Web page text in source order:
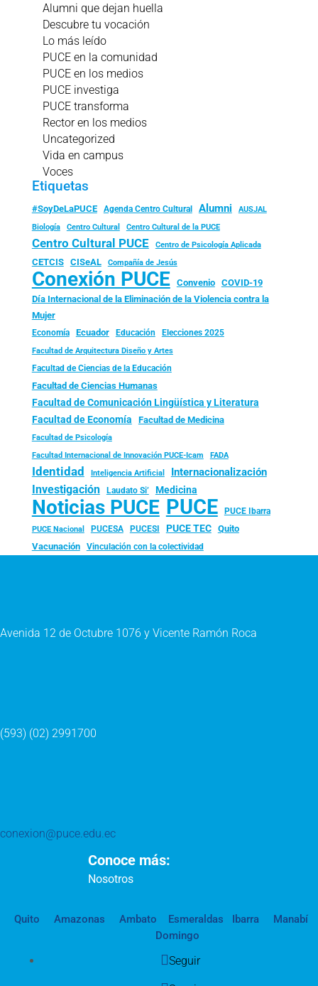
Alumni que dejan huella
Descubre tu vocación
Lo más leído
PUCE en la comunidad
PUCE en los medios
PUCE investiga
PUCE transforma
Rector en los medios
Uncategorized
Vida en campus
Voces
Etiquetas
#SoyDeLaPUCE Agenda Centro Cultural Alumni
AUSJAL
Biología
Centro Cultural Centro Cultural de la PUCE
Centro Cultural PUCE Centro de Psicología Aplicada
CETCIS CISeAL Compañía de Jesús
Conexión PUCE Convenio
COVID-19
Día Internacional de la Eliminación de la Violencia contra la
Mujer
Economía Ecuador Educación Elecciones 2025
Facultad de Arquitectura Diseño y Artes
Facultad de Ciencias de la Educación
Facultad de Ciencias Humanas
Facultad de Comunicación Lingüística y Literatura
Facultad de Economía Facultad de Medicina
Facultad de Psicología
Facultad Internacional de Innovación PUCE-Icam FADA
Identidad Inteligencia Artificial Internacionalización
Investigación Laudato Si’ Medicina
Noticias PUCE PUCE PUCE Ibarra
PUCE Nacional PUCESA PUCESI PUCE TEC
Quito
Vacunación
Vinculación con la colectividad
Avenida 12 de Octubre 1076 y Vicente Ramón Roca
(593) (02) 2991700
conexion@puce.edu.ec
Conoce más:
Nosotros
Quito Amazonas Ambato Esmeraldas Ibarra
Manabí
Domingo
Seguir